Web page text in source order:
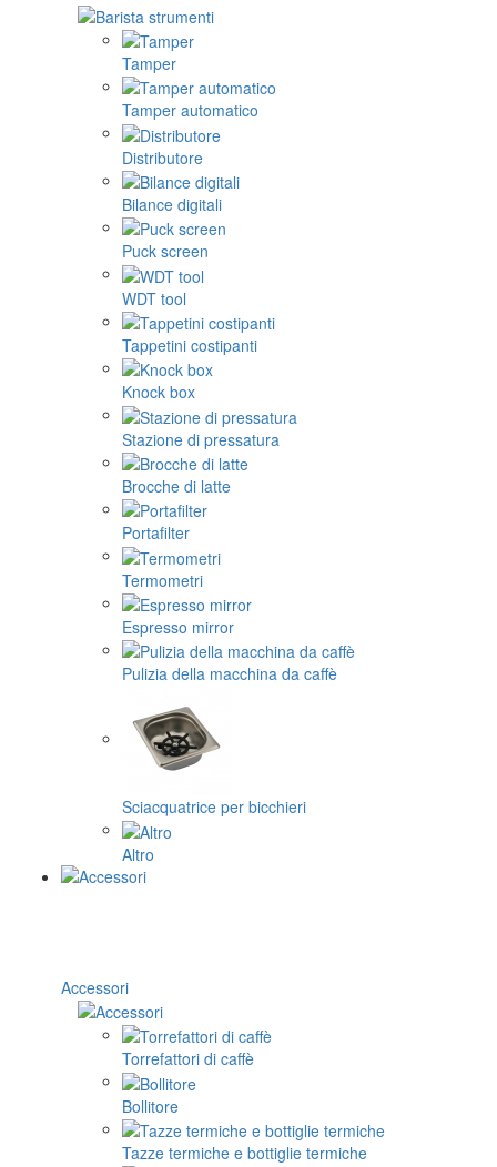
Tamper
Tamper automatico
Distributore
Bilance digitali
Puck screen
WDT tool
Tappetini costipanti
Knock box
Stazione di pressatura
Brocche di latte
Portafilter
Termometri
Espresso mirror
Pulizia della macchina da caffè
Sciacquatrice per bicchieri
Altro
Accessori
Torrefattori di caffè
Bollitore
Tazze termiche e bottiglie termiche